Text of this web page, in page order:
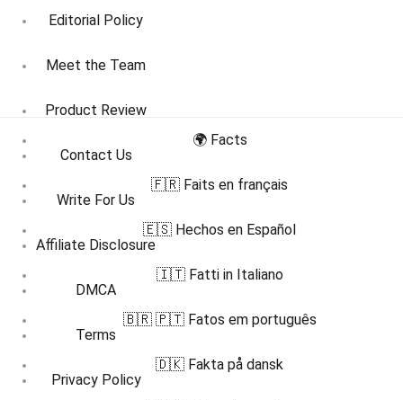
Editorial Policy
Meet the Team
Product Review
Contact Us
Write For Us
Affiliate Disclosure
DMCA
Terms
Privacy Policy
🌍 Facts
🇫🇷 Faits en français
🇪🇸 Hechos en Español
🇮🇹 Fatti in Italiano
🇧🇷 🇵🇹 Fatos em português
🇩🇰 Fakta på dansk